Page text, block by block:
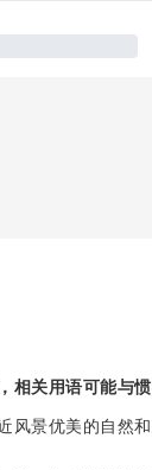
相关用语可能与
风景优美的自然